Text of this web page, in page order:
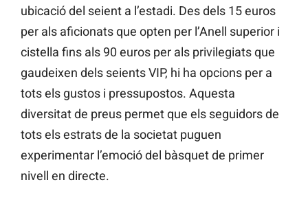
ubicació del seient a l’estadi. Des dels 15 euros
per als aficionats que opten per l’Anell superior i
cistella fins als 90 euros per als privilegiats que
gaudeixen dels seients VIP, hi ha opcions per a
tots els gustos i pressupostos. Aquesta
diversitat de preus permet que els seguidors de
tots els estrats de la societat puguen
experimentar l’emoció del bàsquet de primer
nivell en directe.